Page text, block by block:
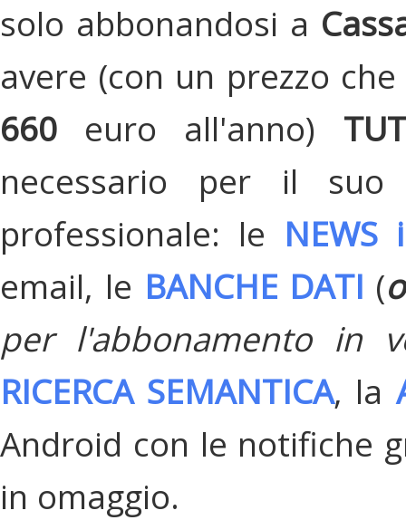
solo abbonandosi a
avere (con un prezzo
660 euro all'anno)
necessario per il suo
professionale: le
email, le BANCHE DATI (
per l'abbonamento in
RICERCA SEMANTICA, la
Android con le notifiche
in omaggio.